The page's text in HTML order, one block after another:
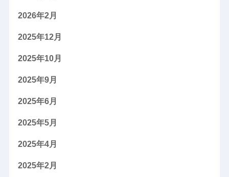
2026年2月
2025年12月
2025年10月
2025年9月
2025年6月
2025年5月
2025年4月
2025年2月